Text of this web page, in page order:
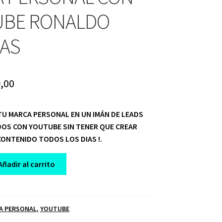
RONALDO
Current
is:
$ 10,00.
MARCA PERSONAL EN UN IMÁN DE LEADS
CON YOUTUBE SIN TENER QUE CREAR
TODOS LOS DIAS !.
al carrito
PERSONAL, YOUTUBE